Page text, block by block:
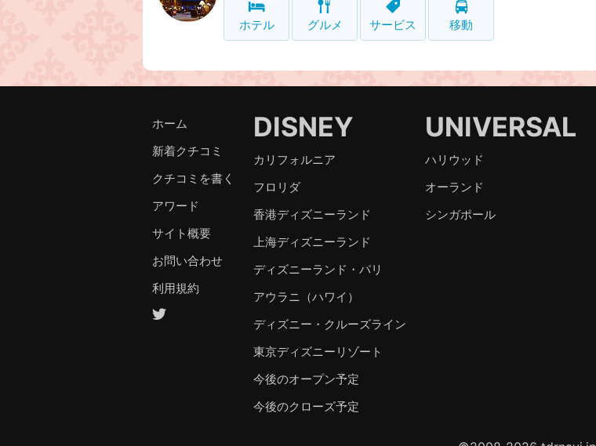
ホテル グルメ サービス 移動
ホーム
新着クチコミ
クチコミを書く
アワード
サイト概要
お問い合わせ
利用規約
DISNEY
カリフォルニア
フロリダ
香港ディズニーランド
上海ディズニーランド
ディズニーランド・パリ
アウラニ（ハワイ）
ディズニー・クルーズライン
東京ディズニーリゾート
今後のオープン予定
今後のクローズ予定
UNIVERSAL
ハリウッド
オーランド
シンガポール